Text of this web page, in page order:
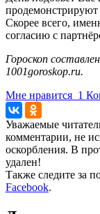
продемонстрируют
Скорее всего,
согласию с
Гороскоп
1001goroskop.ru.
Мне нравится 1
Уважаемые
комментарии, не
оскорбления. В
удален!
Также следите за
Facebook.